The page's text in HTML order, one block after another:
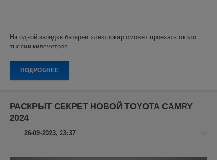
новости
Алекс
19
0
На одной зарядке батареи электрокар сможет проехать около
тысячи километров
ПОДРОБНЕЕ
РАСКРЫТ СЕКРЕТ НОВОЙ TOYOTA CAMRY
2024
26-09-2023, 23:37